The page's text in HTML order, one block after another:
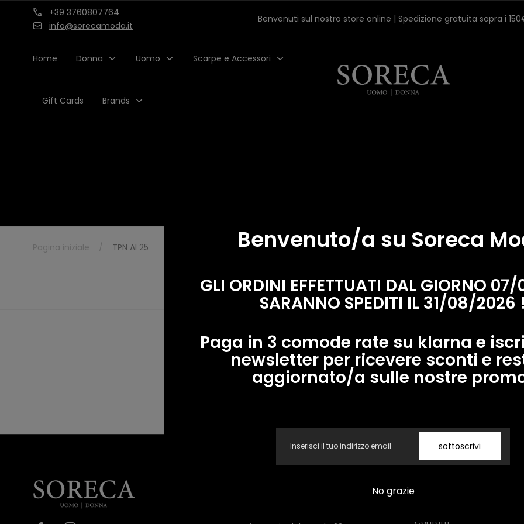
Salta al
contenuto
+39 3760807764
info@sorecamoda.it
Benvenuti sul nostro store online | Spedizione gratuita sopra i
Home Donna Uomo Scarpe e Accessori
Gift Cards Brands
Benvenuto/a su Soreca
GLI ORDINI EFFETTUATI DAL GIORNO
SARANNO SPEDITI IL 31/08/2026 !
Paga in 3 comode rate su klarna e
newsletter per ricevere sconti e
aggiornato/a sulle nostre
sottoscrivi
No grazie
Pagina iniziale / TPN AI 25
Nessun prodotto trovato
Usa meno filtri o
Moda